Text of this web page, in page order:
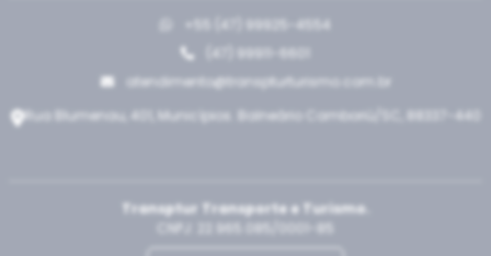
+55 (47) 99925-4554
(47) 99911-6601
atendimento@transpturturismo.com.br
Rua Blumenau, 401, Municípios. Balneário Camboriú/SC, 88337-440
Transptur Transporte e Turismo.
CNPJ: 22.965.085/0001-85